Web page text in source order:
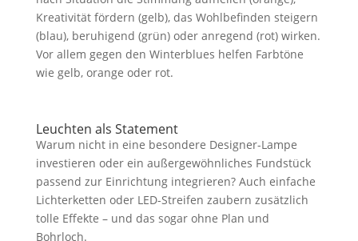
Kreativität fördern (gelb), das Wohlbefinden steigern
(blau), beruhigend (grün) oder anregend (rot) wirken.
Vor allem gegen den Winterblues helfen Farbtöne
wie gelb, orange oder rot.
Leuchten als Statement
Warum nicht in eine besondere Designer-Lampe
investieren oder ein außergewöhnliches Fundstück
passend zur Einrichtung integrieren? Auch einfache
Lichterketten oder LED-Streifen zaubern zusätzlich
tolle Effekte – und das sogar ohne Plan und
Bohrloch.